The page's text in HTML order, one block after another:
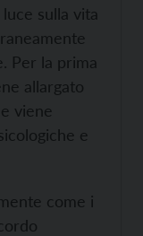
sulla vita
Per la prima
allargato
viene
e
come i